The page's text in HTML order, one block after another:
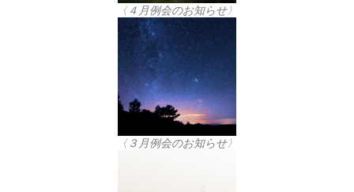
〈４月例会のお知らせ〉
〈３月例会のお知らせ〉